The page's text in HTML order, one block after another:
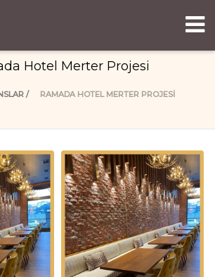
Hotel Merter Projesi
RAMADA HOTEL MERTER PROJESI